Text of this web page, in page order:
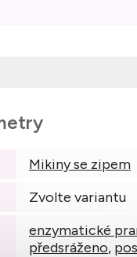
Mikiny se zipem
Zvolte variantu
enzymatické
předsráženo,